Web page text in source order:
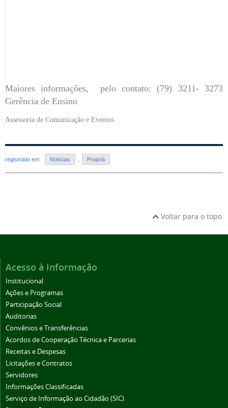
Maiores informações, pelo contato: (79) 3211- 3273
Gerência de Ensino
Assessoria de Comunicação e Eventos
registrado em: Notícias Propriá
Voltar para o topo
Acesso à Informação
Institucional
Ações e Programas
Participação Social
Auditorias
Convênios e Transferências
Acordos de Cooperação Técnica e Parcerias
Receitas e Despesas
Licitações e Contratos
Servidores
Informações Classificadas
Serviço de Informação ao Cidadão (SIC)